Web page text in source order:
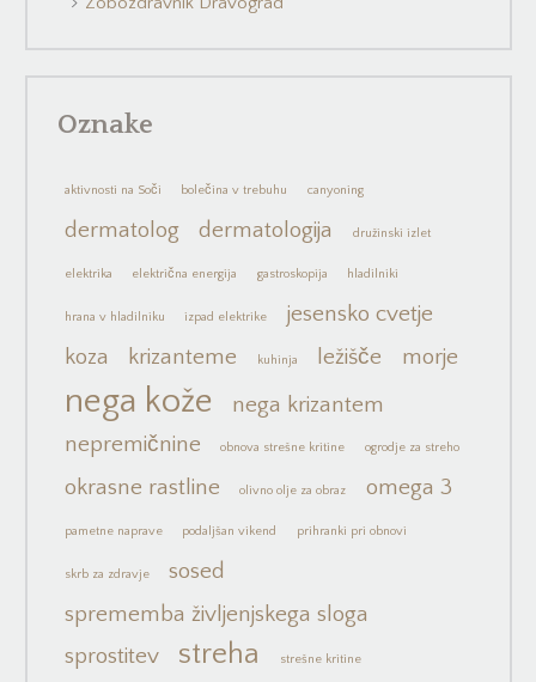
Oznake
aktivnosti na Soči bolečina v trebuhu canyoning
dermatolog dermatologija družinski izlet
elektrika električna energija gastroskopija hladilniki
hrana v hladilniku izpad elektrike
jesensko cvetje
koza
krizanteme kuhinja ležišče morje
nega kože
nega krizantem
nepremičnine
obnova strešne kritine ogrodje za streho
okrasne rastline olivno olje za obraz omega 3
pametne naprave podaljšan vikend prihranki pri obnovi
skrb za zdravje
sosed
sprememba življenjskega sloga
sprostitev
streha strešne kritine